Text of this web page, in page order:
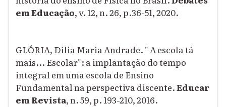
em Educação, v. 12, n. 26, p.36-51, 2020.
GLÓRIA, Dília Maria Andrade. " A escola tá
mais... Escolar": a implantação do tempo
integral em uma escola de Ensino
Fundamental na perspectiva discente.Educar
em Revista, n. 59, p. 193-210, 2016.